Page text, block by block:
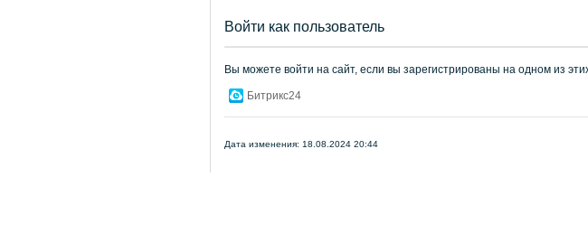
Войти как пользователь
Вы можете войти на сайт, если вы зарегистрированы на одном из
Битрикс24
Дата изменения: 18.08.2024 20:44